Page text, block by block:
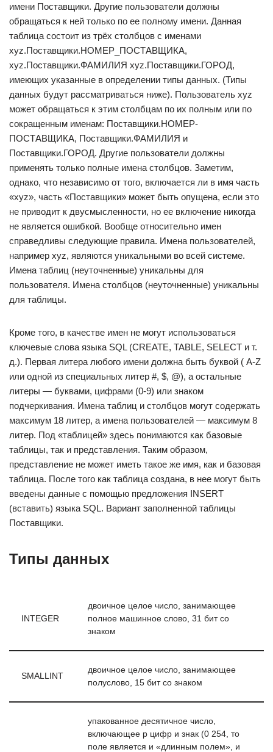
имени Поставщики. Другие пользователи должны
обращаться к ней только по ее полному имени. Данная
таблица состоит из трёх столбцов с именами
xyz.Поставщики.НОМЕР_ПОСТАВЩИКА,
xyz.Поставщики.ФАМИЛИЯ xyz.Поставщики.ГОРОД,
имеющих указанные в определении типы данных. (Типы
данных будут рассматриваться ниже). Пользователь xyz
может обращаться к этим столбцам по их полным или по
сокращенным именам: Поставщики.HOMEP-
ПОСТАВЩИКА, Поставщики.ФАМИЛИЯ и
Поставщики.ГОРОД. Другие пользователи должны
применять только полные имена столбцов. Заметим,
однако, что независимо от того, включается ли в имя часть
«xyz», часть «Поставщики» может быть опущена, если это
не приводит к двусмысленности, но ее включение никогда
не является ошибкой. Вообще относительно имен
справедливы следующие правила. Имена пользователей,
например xyz, являются уникальными во всей системе.
Имена таблиц (неуточненные) уникальны для
пользователя. Имена столбцов (неуточненные) уникальны
для таблицы.
Кроме того, в качестве имен не могут использоваться
ключевые слова языка SQL (CREATE, TABLE, SELECT и т.
д.). Первая литера любого имени должна быть буквой ( А-Z
или одной из специальных литер #, $, @), а остальные
литеры — буквами, цифрами (0-9) или знаком
подчеркивания. Имена таблиц и столбцов могут содержать
максимум 18 литер, а имена пользователей — максимум 8
литер. Под «таблицей» здесь понимаются как базовые
таблицы, так и представления. Таким образом,
представление не может иметь такое же имя, как и базовая
таблица. После того как таблица создана, в нее могут быть
введены данные с помощью предложения INSERT
(вставить) языка SQL. Вариант заполненной таблицы
Поставщики.
Типы данных
INTEGER
двоичное целое число, занимающее
полное машинное слово, 31 бит со
знаком
SMALLINT
двоичное целое число, занимающее
полуслово, 15 бит со знаком
упакованное десятичное число,
включающее р цифр и знак (0 254, то
поле является и «длинным полем», и